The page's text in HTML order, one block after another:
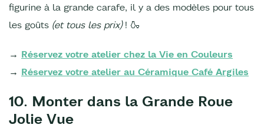
figurine à la grande carafe, il y a des modèles pour tous
les goûts (et tous les prix)! 🍶
→ Réservez votre atelier chez la Vie en Couleurs
→ Réservez votre atelier au Céramique Café Argiles
10. Monter dans la Grande Roue
Jolie Vue